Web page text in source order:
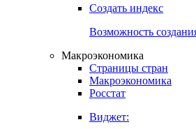
Создать индекс
Возможность
Макроэкономика
Страницы стран
Макроэкономика
Росстат
Виджет: